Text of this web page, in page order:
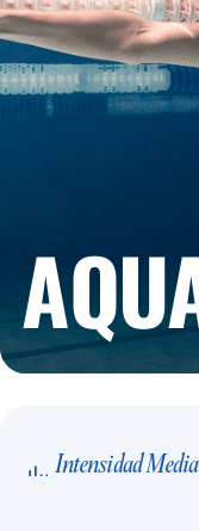
Intensidad Media